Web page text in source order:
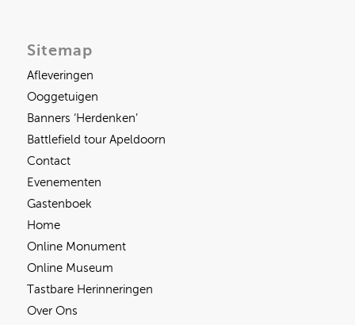
Sitemap
Afleveringen
Ooggetuigen
Banners ‘Herdenken’
Battlefield tour Apeldoorn
Contact
Evenementen
Gastenboek
Home
Online Monument
Online Museum
Tastbare Herinneringen
Over Ons